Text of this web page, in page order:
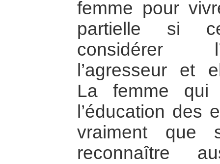
femme pour
partielle si
considérer
l’agresseur et
La femme
l’éducation des
vraiment que
reconnaître